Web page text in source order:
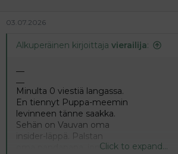
03.07.2026
Alkuperäinen kirjoittaja vierailija:
Minulta 0 viestiä langassa.
En tiennyt Puppa-meemin
levinneen tänne saakka.
Sehän on Vauvan oma
insider-läppä. Palstan
oma pandapapa, jonkaClick to expand...